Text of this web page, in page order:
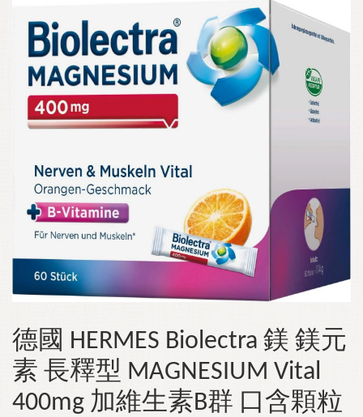
德國 HERMES Biolectra 鎂 鎂元
素 長釋型 MAGNESIUM Vital
400mg 加維生素B群 口含顆粒